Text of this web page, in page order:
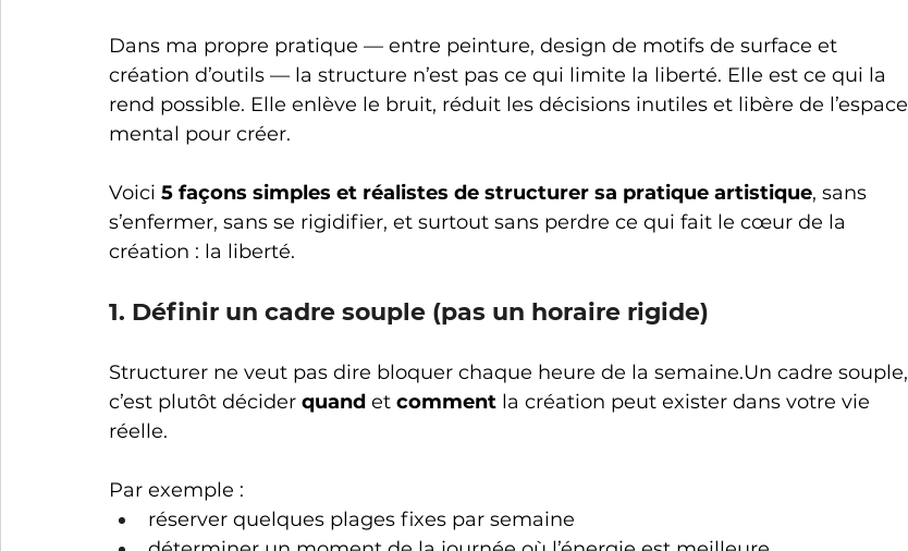
Dans ma propre pratique — entre peinture, design de motifs de surface et
création d’outils — la structure n’est pas ce qui limite la liberté. Elle est ce qui la
rend possible. Elle enlève le bruit, réduit les décisions inutiles et libère de l’espace
mental pour créer.
Voici 5 façons simples et réalistes de structurer sa pratique artistique, sans
s’enfermer, sans se rigidifier, et surtout sans perdre ce qui fait le cœur de la
création : la liberté.
1. Définir un cadre souple (pas un horaire rigide)
Structurer ne veut pas dire bloquer chaque heure de la semaine.Un cadre souple,
c’est plutôt décider quand et comment la création peut exister dans votre vie
réelle.
Par exemple :
réserver quelques plages fixes par semaine